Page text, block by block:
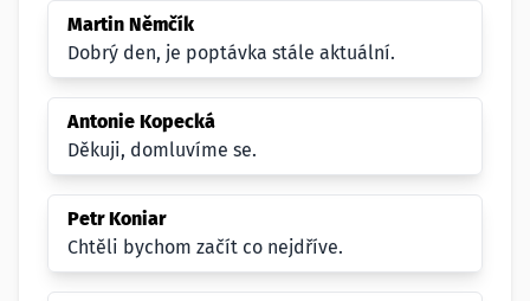
Martin Němčík
Dobrý den, je poptávka stále aktuální.
Antonie Kopecká
Děkuji, domluvíme se.
Petr Koniar
Chtěli bychom začít co nejdříve.